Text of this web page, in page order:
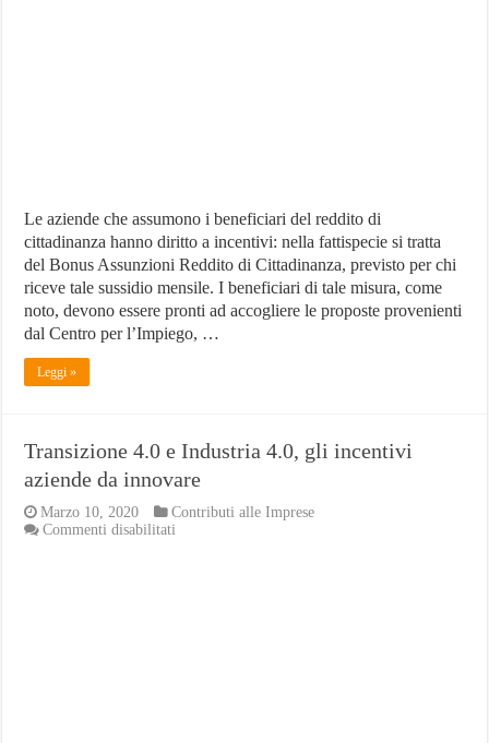
Le aziende che assumono i beneficiari del reddito di
cittadinanza hanno diritto a incentivi: nella fattispecie si tratta
del Bonus Assunzioni Reddito di Cittadinanza, previsto per chi
riceve tale sussidio mensile. I beneficiari di tale misura, come
noto, devono essere pronti ad accogliere le proposte provenienti
dal Centro per l’Impiego, …
Leggi »
Transizione 4.0 e Industria 4.0, gli incentivi
aziende da innovare
Marzo 10, 2020
Contributi alle Imprese
Commenti disabilitati